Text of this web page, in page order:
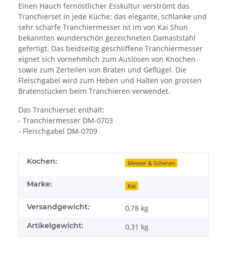
Einen Hauch fernöstlicher Esskultur verströmt das
Tranchierset in jede Küche: das elegante, schlanke und
sehr scharfe Tranchiermesser ist im von Kai Shun
bekannten wunderschön gezeichneten Damaststahl
gefertigt. Das beidseitig geschliffene Tranchiermesser
eignet sich vornehmlich zum Auslösen von Knochen
sowie zum Zerteilen von Braten und Geflügel. Die
Fleischgabel wird zum Heben und Halten von grossen
Bratenstücken beim Tranchieren verwendet.
Das Tranchierset enthält:
- Tranchiermesser DM-0703
- Fleischgabel DM-0709
Kochen: Messer & Scheren
Marke: Kai
Versandgewicht: 0,78 kg
Artikelgewicht: 0,31 kg